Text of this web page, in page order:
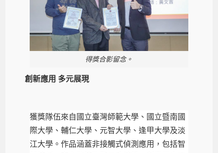
得獎合影留念。
創新應用 多元展現
獲獎隊伍來自國立臺灣師範大學、國立暨南國
際大學、輔仁大學、元智大學、逢甲大學及淡
江大學。作品涵蓋非接觸式偵測應用，包括智